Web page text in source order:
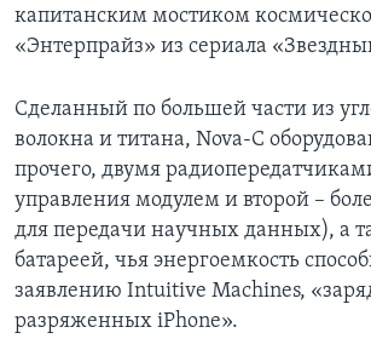
капитанским мостиком
«Энтерпрайз» из сериала
Сделанный по большей части из
волокна и титана, Nova-C
прочего, двумя
управления модулем и второй –
для передачи научных данных), а
батареей, чья энергоемкость
заявлению Intuitive Machines,
разряженных iPhone».